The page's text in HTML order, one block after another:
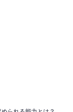
早く正確に仕